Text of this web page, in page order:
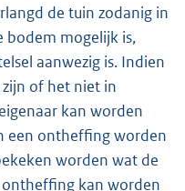
de tuin zodanig in
mogelijk is,
aanwezig is. Indien
of het niet in
kan worden
een ontheffing worden
worden wat de
kan worden